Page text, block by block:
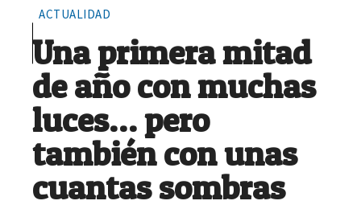
ACTUALIDAD
Una primera mitad
de año con muchas
luces… pero
también con unas
cuantas sombras